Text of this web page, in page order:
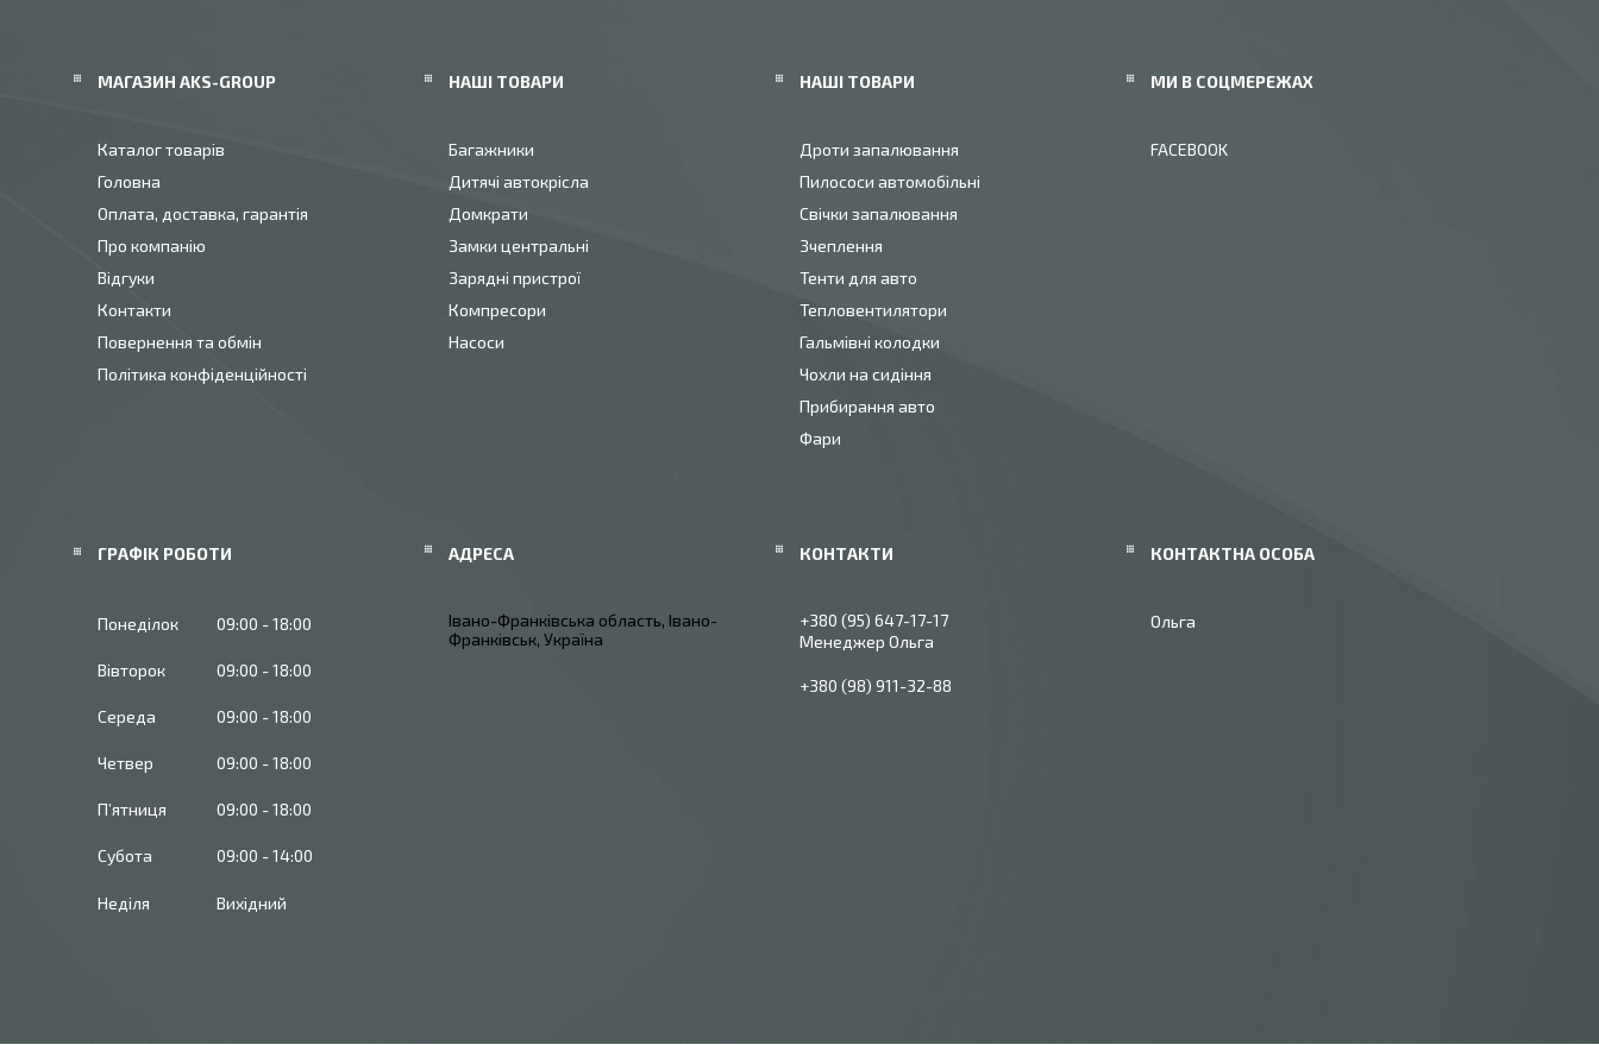
МАГАЗИН AKS-GROUP
Каталог товарів
Головна
Оплата, доставка, гарантія
Про компанію
Відгуки
Контакти
Повернення та обмін
Політика конфіденційності
НАШІ ТОВАРИ
Багажники
Дитячі автокрісла
Домкрати
Замки центральні
Зарядні пристрої
Компресори
Насоси
НАШІ ТОВАРИ
Дроти запалювання
Пилососи автомобільні
Свічки запалювання
Зчеплення
Тенти для авто
Тепловентилятори
Гальмівні колодки
Чохли на сидіння
Прибирання авто
Фари
МИ В СОЦМЕРЕЖАХ
FACEBOOK
ГРАФІК РОБОТИ
Понеділок 09:00 18:00
Вівторок 09:00 18:00
Середа 09:00 18:00
Четвер 09:00 18:00
Пʼятниця 09:00 18:00
Субота 09:00 14:00
Неділя Вихідний
Івано-Франківська область, Івано-
Франківськ, Україна
+380 (95) 647-17-17
Менеджер Ольга
+380 (98) 911-32-88
Ольга